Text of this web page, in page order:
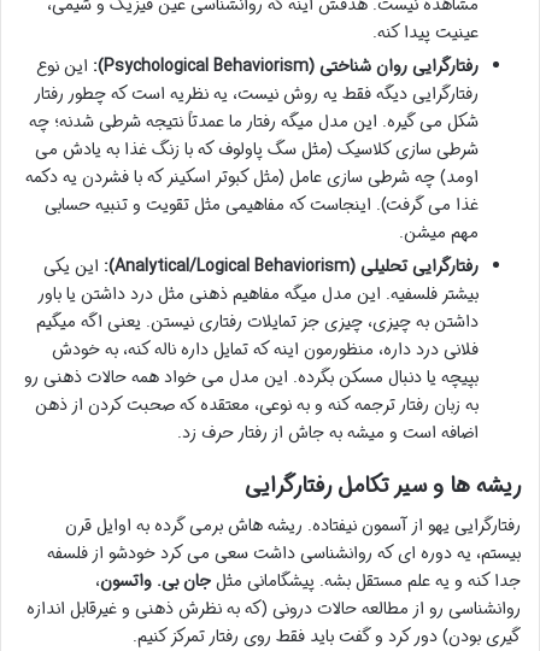
عینیت پیدا کنه.
رفتارگرایی روان شناختی (Psychological Behaviorism):
این نوع
رفتارگرایی دیگه فقط یه روش نیست، یه نظریه است که چطور رفتار
شکل می گیره. این مدل میگه رفتار ما عمدتاً نتیجه شرطی شدنه؛ چه
شرطی سازی کلاسیک (مثل سگ پاولوف که با زنگ غذا به یادش می
اومد) چه شرطی سازی عامل (مثل کبوتر اسکینر که با فشردن یه دکمه
غذا می گرفت). اینجاست که مفاهیمی مثل تقویت و تنبیه حسابی
مهم میشن.
رفتارگرایی تحلیلی (Analytical/Logical Behaviorism):
این یکی
بیشتر فلسفیه. این مدل میگه مفاهیم ذهنی مثل درد داشتن یا باور
داشتن به چیزی، چیزی جز تمایلات رفتاری نیستن. یعنی اگه میگیم
فلانی درد داره، منظورمون اینه که تمایل داره ناله کنه، به خودش
بپیچه یا دنبال مسکن بگرده. این مدل می خواد همه حالات ذهنی رو
به زبان رفتار ترجمه کنه و به نوعی، معتقده که صحبت کردن از ذهن
اضافه است و میشه به جاش از رفتار حرف زد.
ریشه ها و سیر تکامل رفتارگرایی
رفتارگرایی یهو از آسمون نیفتاده. ریشه هاش برمی گرده به اوایل قرن
بیستم، یه دوره ای که روانشناسی داشت سعی می کرد خودشو از فلسفه
جدا کنه و یه علم مستقل بشه. پیشگامانی مثلجان بی. واتسون،
روانشناسی رو از مطالعه حالات درونی (که به نظرش ذهنی و غیرقابل اندازه
گیری بودن) دور کرد و گفت باید فقط روی رفتار تمرکز کنیم.